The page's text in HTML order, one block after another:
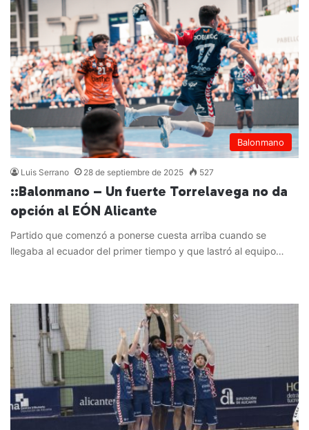
Balonmano
Luis Serrano 28 de septiembre de 2025 527
::Balonmano – Un fuerte Torrelavega no da
opción al EÓN Alicante
Partido que comenzó a ponerse cuesta arriba cuando se
llegaba al ecuador del primer tiempo y que lastró al equipo…